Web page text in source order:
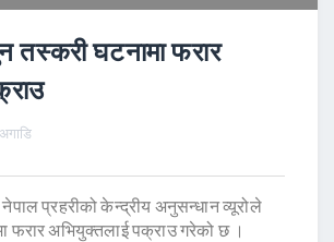
तस्करी घटनामा फरार
प्रहरीको केन्द्रीय अनुसन्धान व्यूरोले
फरार अभियुक्तलाई पक्राउ गरेको छ ।